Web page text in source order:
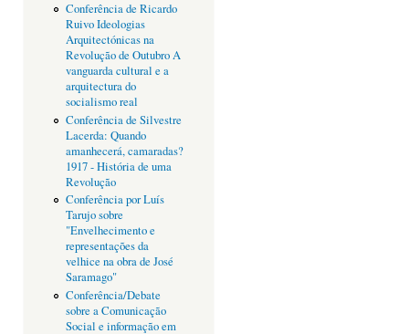
Conferência de Ricardo
Ruivo Ideologias
Arquitectónicas na
Revolução de Outubro A
vanguarda cultural e a
arquitectura do
socialismo real
Conferência de Silvestre
Lacerda: Quando
amanhecerá, camaradas?
1917 - História de uma
Revolução
Conferência por Luís
Tarujo sobre
"Envelhecimento e
representações da
velhice na obra de José
Saramago"
Conferência/Debate
sobre a Comunicação
Social e informação em